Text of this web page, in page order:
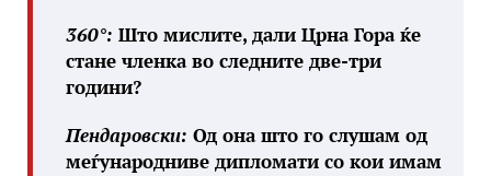
360°: Што мислите, дали Црна Гора ќе
стане членка во следните две-три
години?
Пендаровски: Од она што го слушам од
меѓународниве дипломати со кои имам